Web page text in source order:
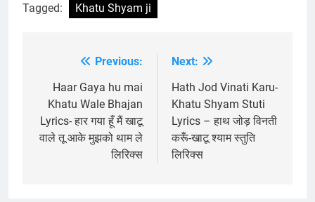
Tagged: Khatu Shyam ji
navigation
Previous:
Haar Gaya hu mai
Khatu Wale Bhajan
Lyrics- हार गया हूँ मैं खाटू
वाले तू आके मुझको थाम ले
लिरिक्स
Next:
Hath Jod Vinati Karu-
Khatu Shyam Stuti
Lyrics – हाथ जोड़ विनती
करूँ-खाटू श्याम स्तुति
लिरिक्स